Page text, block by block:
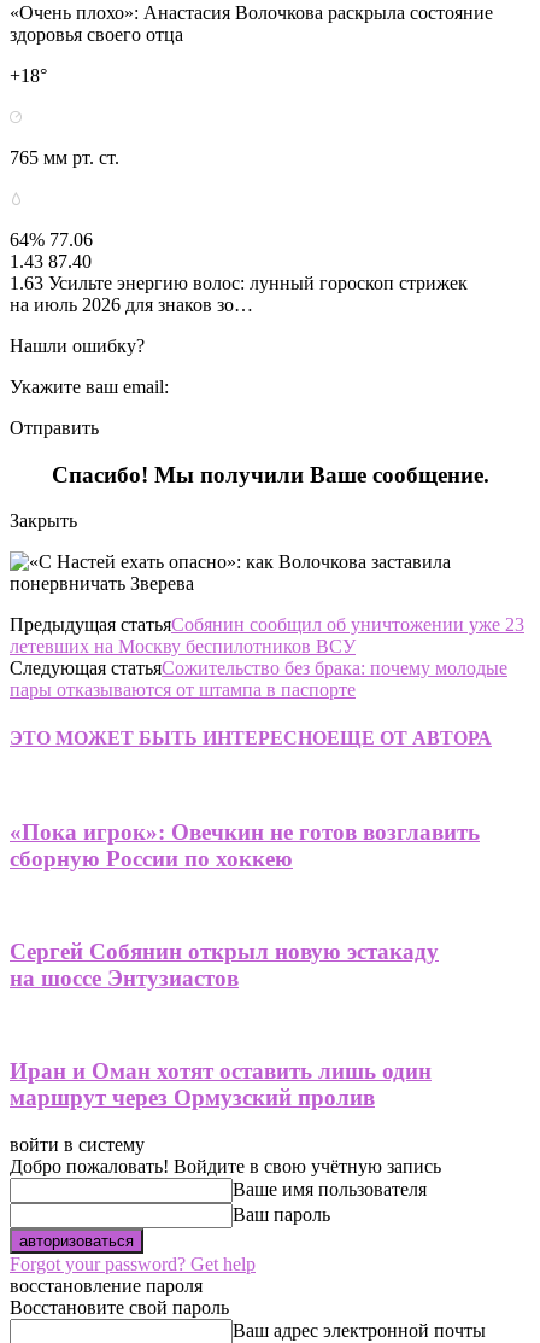
«Очень плохо»: Анастасия Волочкова раскрыла состояние
здоровья своего отца
+18°
765 мм рт. ст.
64% 77.06
1.43 87.40
1.63 Усильте энергию волос: лунный гороскоп стрижек
на июль 2026 для знаков зо…
Нашли ошибку?
Укажите ваш email:
Отправить
Спасибо! Мы получили Ваше сообщение.
Закрыть
Предыдущая статьяСобянин сообщил об уничтожении уже 23
летевших на Москву беспилотников ВСУ
Следующая статьяСожительство без брака: почему молодые
пары отказываются от штампа в паспорте
ЭТО МОЖЕТ БЫТЬ ИНТЕРЕСНОЕЩЕ ОТ АВТОРА
«Пока игрок»: Овечкин не готов возглавить
сборную России по хоккею
Сергей Собянин открыл новую эстакаду
на шоссе Энтузиастов
Иран и Оман хотят оставить лишь один
маршрут через Ормузский пролив
войти в систему
Добро пожаловать! Войдите в свою учётную запись
Ваше имя пользователя
Ваш пароль
Forgot your password? Get help
восстановление пароля
Восстановите свой пароль
Ваш адрес электронной почты